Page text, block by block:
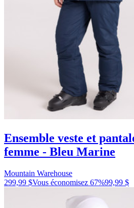
Ensemble veste et
femme - Bleu Marine
Mountain Warehouse
299,99 $Vous économisez 67%99,99 $